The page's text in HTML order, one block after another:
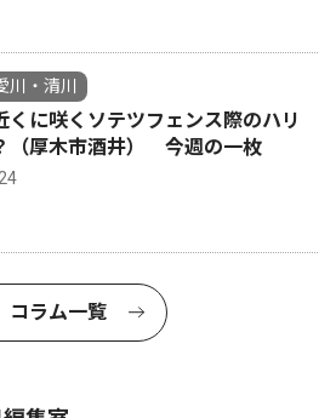
川・清川
くに咲くソテツフェンス際のハリ
（厚木市酒井） 今週の一枚
コラム一覧